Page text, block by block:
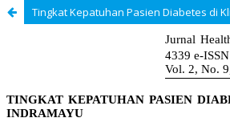
Tingkat Kepatuhan Pasien Diabetes di